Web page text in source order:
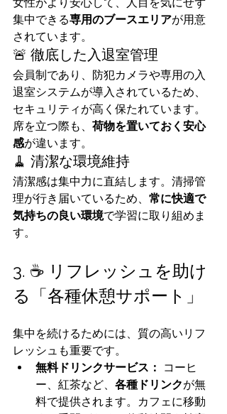
集中できる専用のブースエリアが用意
されています。
🚨 徹底した入退室管理
会員制であり、防犯カメラや専用の入
退室システムが導入されているため、
セキュリティが高く保たれています。
席を立つ際も、 荷物を置いておく安心
感が違います。
🧹 清潔な環境維持
清潔感は集中力に直結します。清掃管
理が行き届いているため、 常に快適で
気持ちの良い環境で学習に取り組めま
す。
3. ☕ リフレッシュを助け
る「各種休憩サポート」
集中を続けるためには、質の高いリフ
レッシュも重要です。
無料ドリンクサービス：
コーヒ
ー、紅茶など、 各種ドリンクが無
料で提供されます。カフェに移動